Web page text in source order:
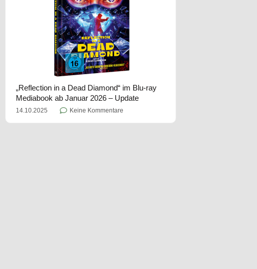
„Reflection in a Dead Diamond“ im Blu-ray
Mediabook ab Januar 2026 – Update
14.10.2025 Keine Kommentare